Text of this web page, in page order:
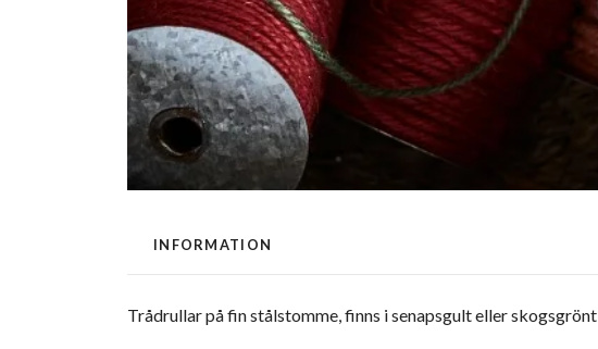
INFORMATION
Trådrullar på fin stålstomme, finns i senapsgult eller skogsgrönt